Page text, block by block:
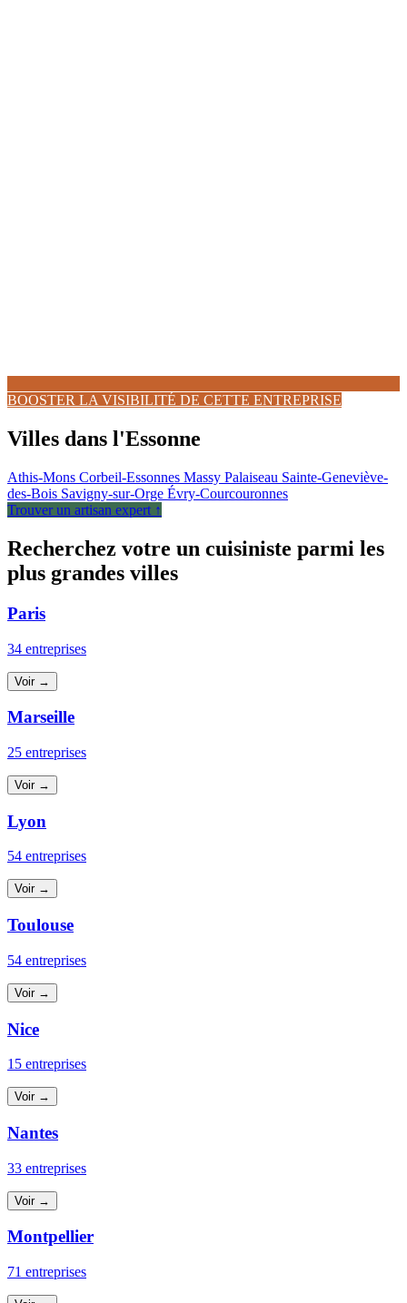
BOOSTER LA VISIBILITÉ DE CETTE ENTREPRISE
Villes dans l'Essonne
Athis-Mons Corbeil-Essonnes Massy Palaiseau Sainte-Geneviève-
des-Bois Savigny-sur-Orge Évry-Courcouronnes
Trouver un artisan expert ↑
Recherchez votre un cuisiniste parmi les
plus grandes villes
Paris
34 entreprises
Voir →
Marseille
25 entreprises
Voir →
Lyon
54 entreprises
Voir →
Toulouse
54 entreprises
Voir →
Nice
15 entreprises
Voir →
Nantes
33 entreprises
Voir →
Montpellier
71 entreprises